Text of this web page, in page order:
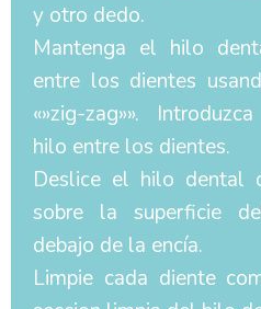
y otro dedo.
Mantenga el hilo
entre los dientes
«»zig-zag»».
hilo entre los dientes.
Deslice el hilo dental
sobre la superficie
debajo de la encía.
Limpie cada diente